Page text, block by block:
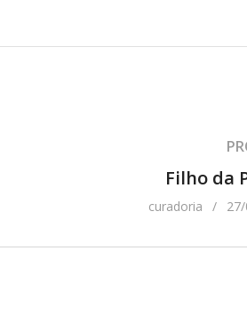
Nacionalidade Brasil Distribuidor
Filho da
curadoria